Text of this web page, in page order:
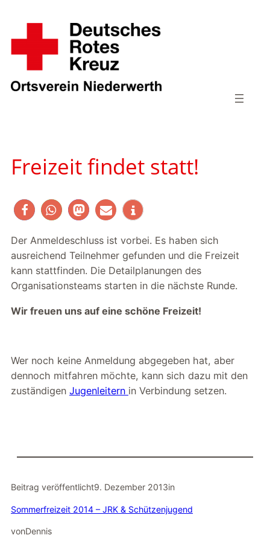
Inhalt
springen
Freizeit findet statt!
Der Anmeldeschluss ist vorbei. Es haben sich
ausreichend Teilnehmer gefunden und die Freizeit
kann stattfinden. Die Detailplanungen des
Organisationsteams starten in die nächste Runde.
Wir freuen uns auf eine schöne Freizeit!
Wer noch keine Anmeldung abgegeben hat, aber
dennoch mitfahren möchte, kann sich dazu mit den
zuständigen Jugenleitern in Verbindung setzen.
Beitrag veröffentlicht9. Dezember 2013in
Sommerfreizeit 2014 – JRK & Schützenjugend
vonDennis